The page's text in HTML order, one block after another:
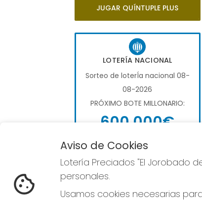
JUGAR QUÍNTUPLE PLUS
LOTERÍA NACIONAL
Sorteo de loterÍa nacional 08-
08-2026
PRÓXIMO BOTE MILLONARIO:
600.000€
COMPRAR LOTERÍA
NACIONAL
Aviso de Cookies
Lotería Preciados "El Jorobado
personales.
Usamos cookies necesarias